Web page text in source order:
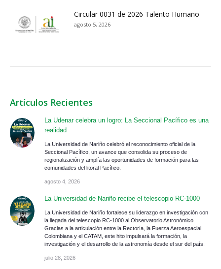
Circular 0031 de 2026 Talento Humano
agosto 5, 2026
Artículos Recientes
La Udenar celebra un logro: La Seccional Pacífico es una
realidad
La Universidad de Nariño celebró el reconocimiento oficial de la
Seccional Pacífico, un avance que consolida su proceso de
regionalización y amplía las oportunidades de formación para las
comunidades del litoral Pacífico.
agosto 4, 2026
La Universidad de Nariño recibe el telescopio RC-1000
La Universidad de Nariño fortalece su liderazgo en investigación con
la llegada del telescopio RC-1000 al Observatorio Astronómico.
Gracias a la articulación entre la Rectoría, la Fuerza Aeroespacial
Colombiana y el CATAM, este hito impulsará la formación, la
investigación y el desarrollo de la astronomía desde el sur del país.
julio 28, 2026